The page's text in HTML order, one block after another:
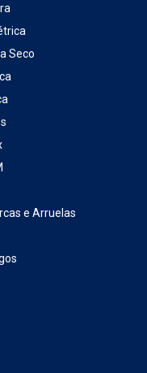
Seco
e Arruelas